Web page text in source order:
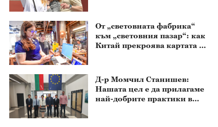
От „световната фабрика“
към „световния пазар“: как
Китай прекроява картата на
Д-р Момчил Станишев:
Нашата цел е да прилагаме
най-добрите практики в